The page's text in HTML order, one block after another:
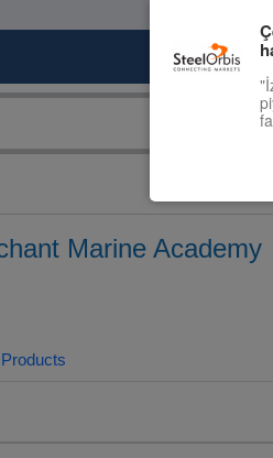
Marine Academy
Products